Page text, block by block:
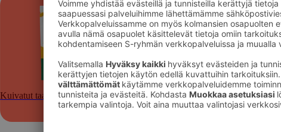
Kuivatut taatelit, hedelmät ja marjat Kuivatut hedelmät ja marjat